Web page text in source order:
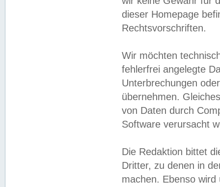
dieser Homepage
Rechtsvorschriften.
Wir möchten
fehlerfrei angelegte
Unterbrechungen
übernehmen.
von Daten durch
Software verursacht
Die Redaktion bittet
Dritter, zu denen in
machen. Ebenso